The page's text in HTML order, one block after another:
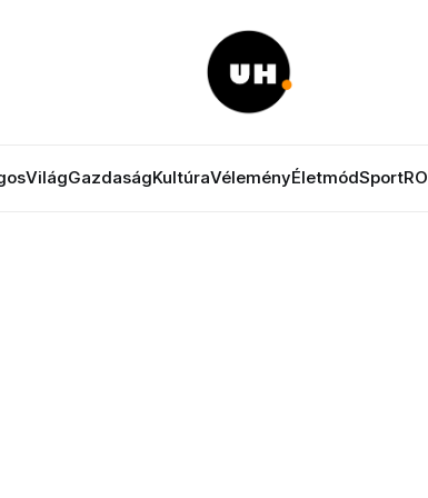
VilágGazdaságKultúraVéleményÉletmódSportRO